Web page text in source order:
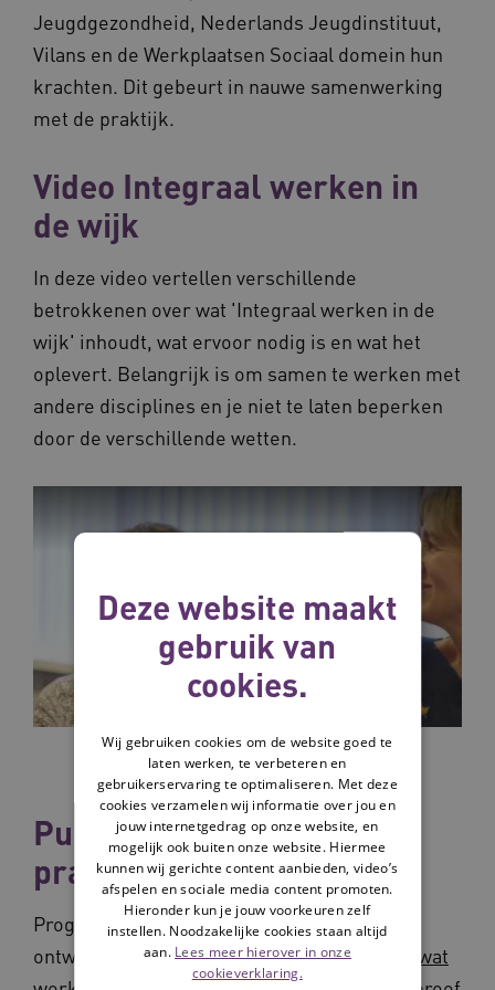
Jeugdgezondheid, Nederlands Jeugdinstituut,
Vilans en de Werkplaatsen Sociaal domein hun
krachten. Dit gebeurt in nauwe samenwerking
met de praktijk.
Video Integraal werken in
de wijk
In deze video vertellen verschillende
betrokkenen over wat 'Integraal werken in de
wijk' inhoudt, wat ervoor nodig is en wat het
oplevert. Belangrijk is om samen te werken met
andere disciplines en je niet te laten beperken
door de verschillende wetten.
Publicaties en
praktijkvoorbeelden
Programma 'Integraal Werken in de wijk'
ontwikkelde verschillendepublicaties over wat
Deze website maakt
gebruik van
cookies.
Wij gebruiken cookies om de website goed te
laten werken, te verbeteren en
gebruikerservaring te optimaliseren. Met deze
cookies verzamelen wij informatie over jou en
jouw internetgedrag op onze website, en
mogelijk ook buiten onze website. Hiermee
kunnen wij gerichte content aanbieden, video’s
afspelen en sociale media content promoten.
Hieronder kun je jouw voorkeuren zelf
instellen. Noodzakelijke cookies staan altijd
aan. Lees meer hierover in onze
cookieverklaring.